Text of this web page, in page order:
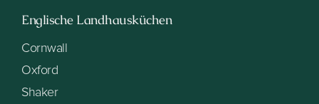
Englische Landhausküchen
Cornwall
Oxford
Shaker